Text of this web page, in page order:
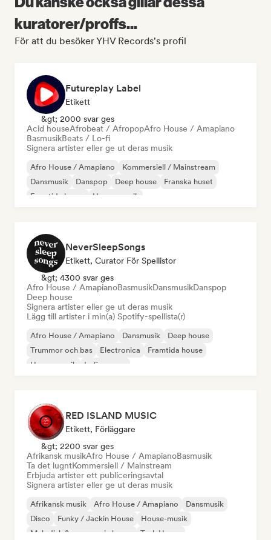
kuratorer/proffs...
För att du besöker YHV Records's profil
Futureplay Label
Etikett
&gt; 2000 svar ges
Acid houseAfrobeat / AfropopAfro House / Amapiano
BasmusikBeats / Lo-fi
Signera artister eller ge ut deras musik
Afro House / Amapiano
Kommersiell / Mainstream
Dansmusik
Danspop Deep house
Franska huset
Framtida house
House-musik
NeverSleepSongs
Etikett, Curator För Spellistor
&gt; 4300 svar ges
Afro House / AmapianoBasmusikDansmusikDanspop
Deep house
Signera artister eller ge ut deras musik
Lägg till artister i min(a) Spotify-spellista(r)
Afro House / Amapiano Dansmusik
Deep house
Trummor och bas
Electronica
Framtida house
House-musik
Lofi sovrum
RED ISLAND MUSIC
Etikett, Förläggare
&gt; 2200 svar ges
Afrikansk musikAfro House / AmapianoBasmusik
Ta det lugntKommersiell / Mainstream
Erbjuda artister ett publiceringsavtal
Signera artister eller ge ut deras musik
Afrikansk musik Afro House / Amapiano
Dansmusik
Disco
Funky / Jackin House
House-musik
Melodisk & progressiv house
Tech House